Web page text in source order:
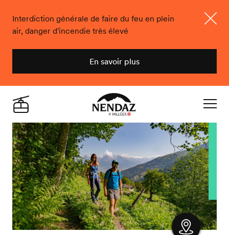
Interdiction générale de faire du feu en plein
air, danger d'incendie très élevé
En savoir plus
Nendaz
Live